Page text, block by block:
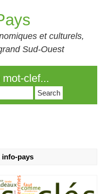
et culturels,
Sud-Ouest
clef...
info-pays